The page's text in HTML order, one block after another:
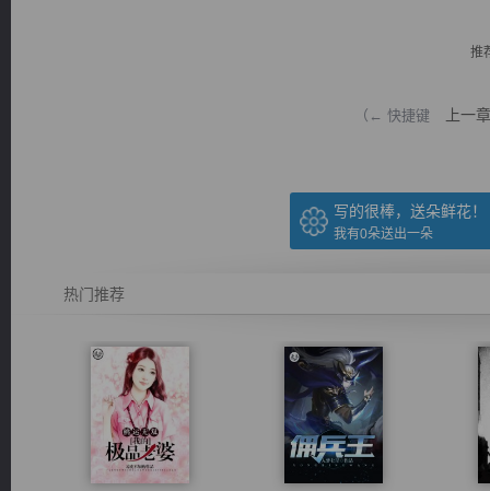
推
（← 快捷键 上一章
写的很棒，送朵鲜花！
我有0朵送出一朵
热门推荐